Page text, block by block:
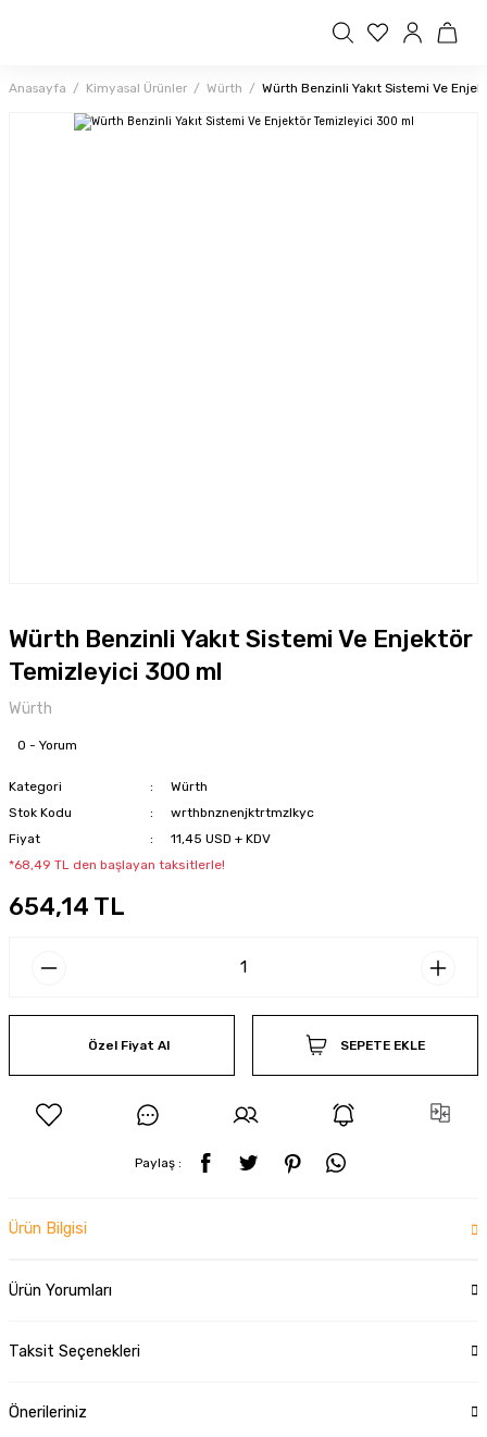
Anasayfa Kimyasal Ürünler Würth Würth Benzinli Yakıt Sistemi Ve
Würth Benzinli Yakıt Sistemi Ve Enjektör
Temizleyici 300 ml
Würth
0 - Yorum
Kategori
Würth
Stok Kodu
wrthbnznenjktrtmzlkyc
Fiyat
11,45 USD + KDV
*68,49 TL den başlayan taksitlerle!
654,14 TL
Özel Fiyat Al SEPETE EKLE
Paylaş :
Ürün Bilgisi
Ürün Yorumları
Taksit Seçenekleri
Önerileriniz